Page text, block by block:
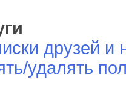
друзей и
удалять